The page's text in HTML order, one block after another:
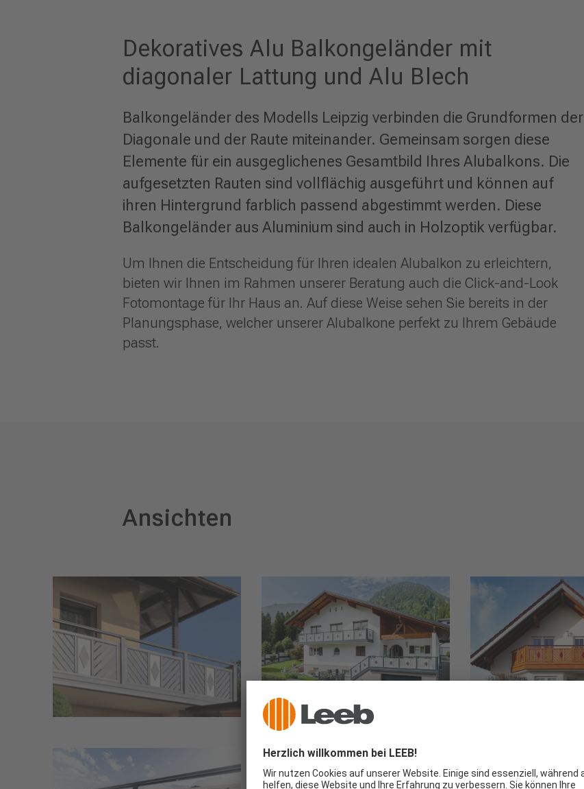
Dekoratives Alu Balkongeländer mit
diagonaler Lattung und Alu Blech
Balkongeländer des Modells Leipzig verbinden die Grundformen der
Diagonale und der Raute miteinander. Gemeinsam sorgen diese
Elemente für ein ausgeglichenes Gesamtbild Ihres Alubalkons. Die
aufgesetzten Rauten sind vollflächig ausgeführt und können auf
ihren Hintergrund farblich passend abgestimmt werden. Diese
Balkongeländer aus Aluminium sind auch in Holzoptik verfügbar.
Um Ihnen die Entscheidung für Ihren idealen Alubalkon zu erleichtern,
bieten wir Ihnen im Rahmen unserer Beratung auch die Click-and-Look
Fotomontage für Ihr Haus an. Auf diese Weise sehen Sie bereits in der
Planungsphase, welcher unserer Alubalkone perfekt zu Ihrem Gebäude
passt.
Ansichten